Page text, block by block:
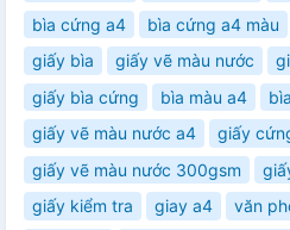
bìa cứng a4
bìa cứng a4 màu
giấy bìa
giấy vẽ màu nước
giấy bìa cứng
bìa màu a4
giấy vẽ màu nước a4
giấy
giấy vẽ màu nước 300gsm
giấy kiểm tra
giay a4 văn